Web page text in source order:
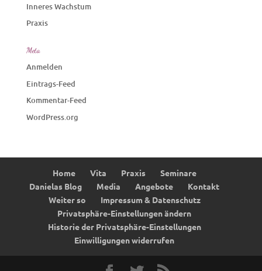
Inneres Wachstum
Praxis
Meta
Anmelden
Eintrags-Feed
Kommentar-Feed
WordPress.org
Home Vita Praxis
Seminare
Danielas Blog
Media Angebote
Kontakt
Weiter so
Impressum & Datenschutz
Privatsphäre-Einstellungen ändern
Historie der Privatsphäre-Einstellungen
Einwilligungen widerrufen